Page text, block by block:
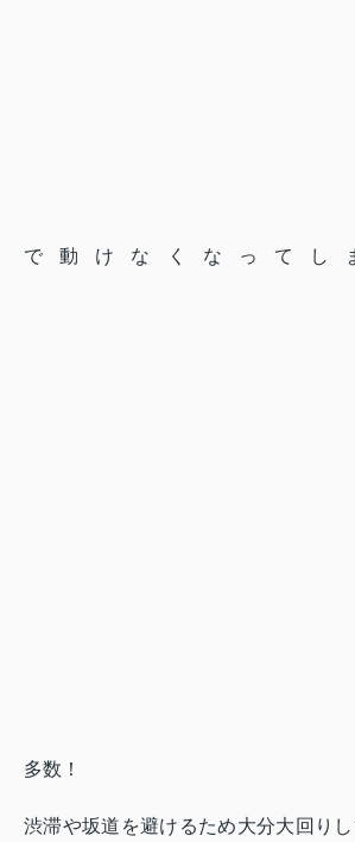
で動けなくなってし
多数！
渋滞や坂道を避けるため大分大回り